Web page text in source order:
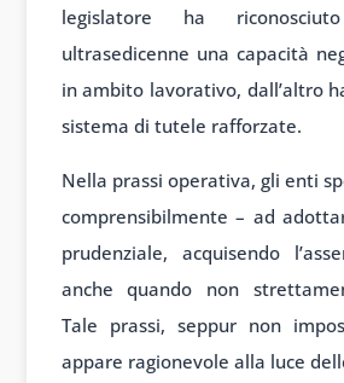
legislatore ha
ultrasedicenne una capacità
in ambito lavorativo, dall’altro
sistema di tutele rafforzate.
Nella prassi operativa, gli enti
comprensibilmente – ad
prudenziale, acquisendo
anche quando non
Tale prassi, seppur non
appare ragionevole alla luce